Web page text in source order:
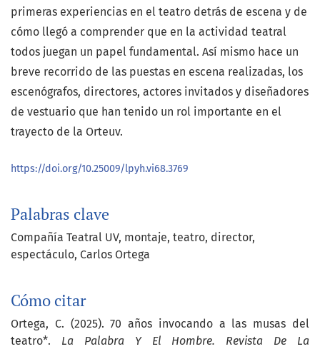
Palabras clave
Compañía Teatral UV montaje teatro director
espectáculo Carlos Ortega
Cómo citar
Ortega, C. (2025). 70 años invocando a las musas del
teatro*. La Palabra Y El Hombre. Revista De La
primeras experiencias en el teatro detrás de escena y de
cómo llegó a comprender que en la actividad teatral
todos juegan un papel fundamental. Así mismo hace un
breve recorrido de las puestas en escena realizadas, los
escenógrafos, directores, actores invitados y diseñadores
de vestuario que han tenido un rol importante en el
trayecto de la Orteuv.
https://doi.org/10.25009/lpyh.vi68.3769